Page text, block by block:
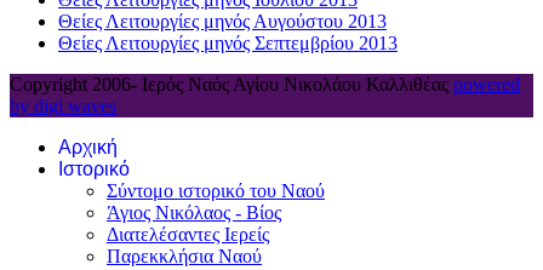
Θείες Λειτουργίες μηνός Αυγούστου 2013
Θείες Λειτουργίες μηνός Σεπτεμβρίου 2013
Copyright 2006- Ιερός Ναός Αγίου Νικολάου Καλλιθέας powered
by digi waves
Αρχική
Ιστορικό
Σύντομο ιστορικό του Ναού
Άγιος Νικόλαος - Βίος
Διατελέσαντες Ιερείς
Παρεκκλήσια Ναού